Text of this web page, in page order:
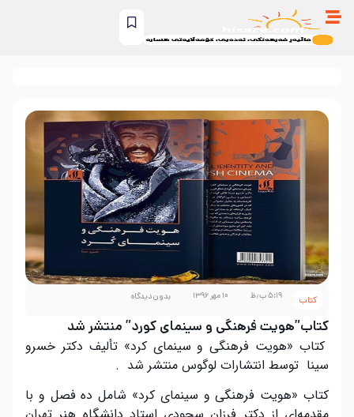
کتاب ۵:۱۹ ب٫ظ ۱۰ مهر ۱۳۹۶ بدون دیدگاه
کتاب”هویت فرهنگی و سینمای کورد” منتشر شد
کتاب «هویت فرهنگی و سینمای کرد» تألیف دکتر خسرو
سینا توسط انتشارات لوگوس منتشر شد .
کتاب «هویت فرهنگی و سینمای کرد» شامل ده فصل و با